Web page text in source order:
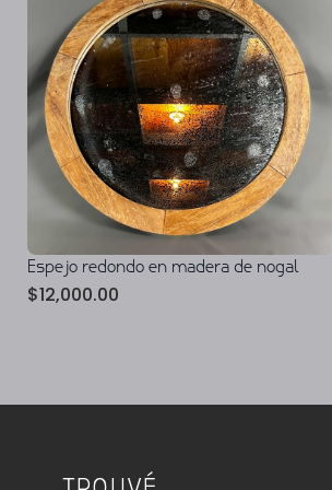
Espejo redondo en madera de nogal
$12,000.00